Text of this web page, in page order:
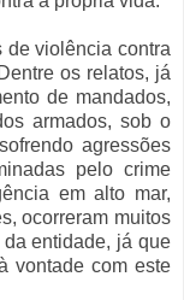
de violência contra
os relatos, já
de mandados,
armados, sob o
agressões
pelo crime
em alto mar,
ocorreram muitos
entidade, já que
vontade com este